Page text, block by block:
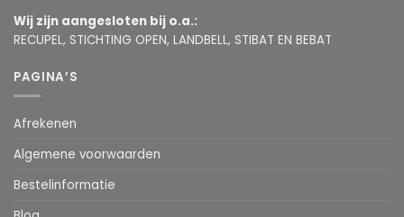
Wij zijn aangesloten bij o.a.:
RECUPEL, STICHTING OPEN, LANDBELL, STIBAT EN BEBAT
PAGINA’S
Afrekenen
Algemene voorwaarden
Bestelinformatie